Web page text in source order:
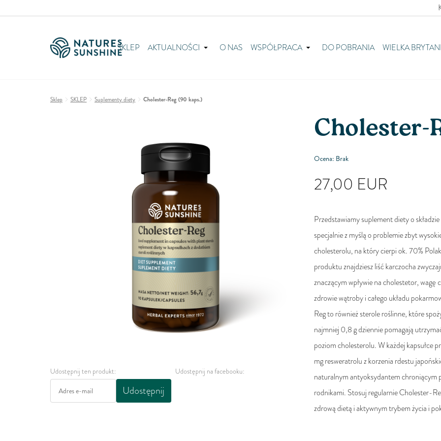
SKLEP AKTUALNOŚCI O NAS WSPÓŁPRACA DO POBRANIA WIELKA BRYTANIA
Sklep SKLEP Suplementy diety Cholester-Reg (90 kaps.)
Udostępnij ten produkt:
Udostępnij
Udostępnij na facebooku:
Cholester-
Ocena: Brak
27,00 EUR
Przedstawiamy suplement diety o
specjalnie z myślą o problemie zbyt
cholesterolu, na który cierpi ok. 70%
produktu znajdziesz liść karczocha
znaczącym wpływie na cholestetor, wagę
zdrowie wątroby i całego układu
Reg to również sterole roślinne, które
najmniej 0,8 g dziennie pomagają
poziom cholesterolu. W każdej kapsułce
mg resweratrolu z korzenia rdestu
naturalnym antyoksydantem chroniącym
rodnikami. Stosuj regularnie Cholester-
zdrową dietą i aktywnym trybem życia i